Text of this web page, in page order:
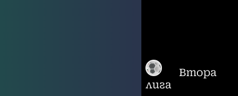
Втора
лига